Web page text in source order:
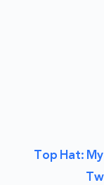
Top Hat: